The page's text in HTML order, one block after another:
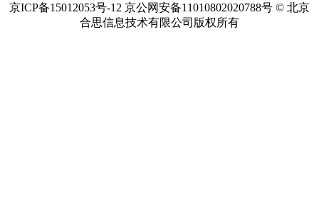
京ICP备15012053号-12 京公网安备11010802020788号 © 北京
合思信息技术有限公司版权所有